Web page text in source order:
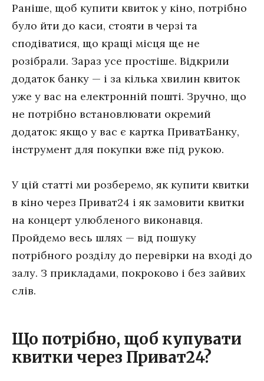
Раніше, щоб купити квиток у кіно, потрібно
було йти до каси, стояти в черзі та
сподіватися, що кращі місця ще не
розібрали. Зараз усе простіше. Відкрили
додаток банку — і за кілька хвилин квиток
уже у вас на електронній пошті. Зручно, що
не потрібно встановлювати окремий
додаток: якщо у вас є картка ПриватБанку,
інструмент для покупки вже під рукою.
У цій статті ми розберемо, як купити квитки
в кіно через Приват24 і як замовити квитки
на концерт улюбленого виконавця.
Пройдемо весь шлях — від пошуку
потрібного розділу до перевірки на вході до
залу. З прикладами, покроково і без зайвих
слів.
Що потрібно, щоб купувати
квитки через Приват24?